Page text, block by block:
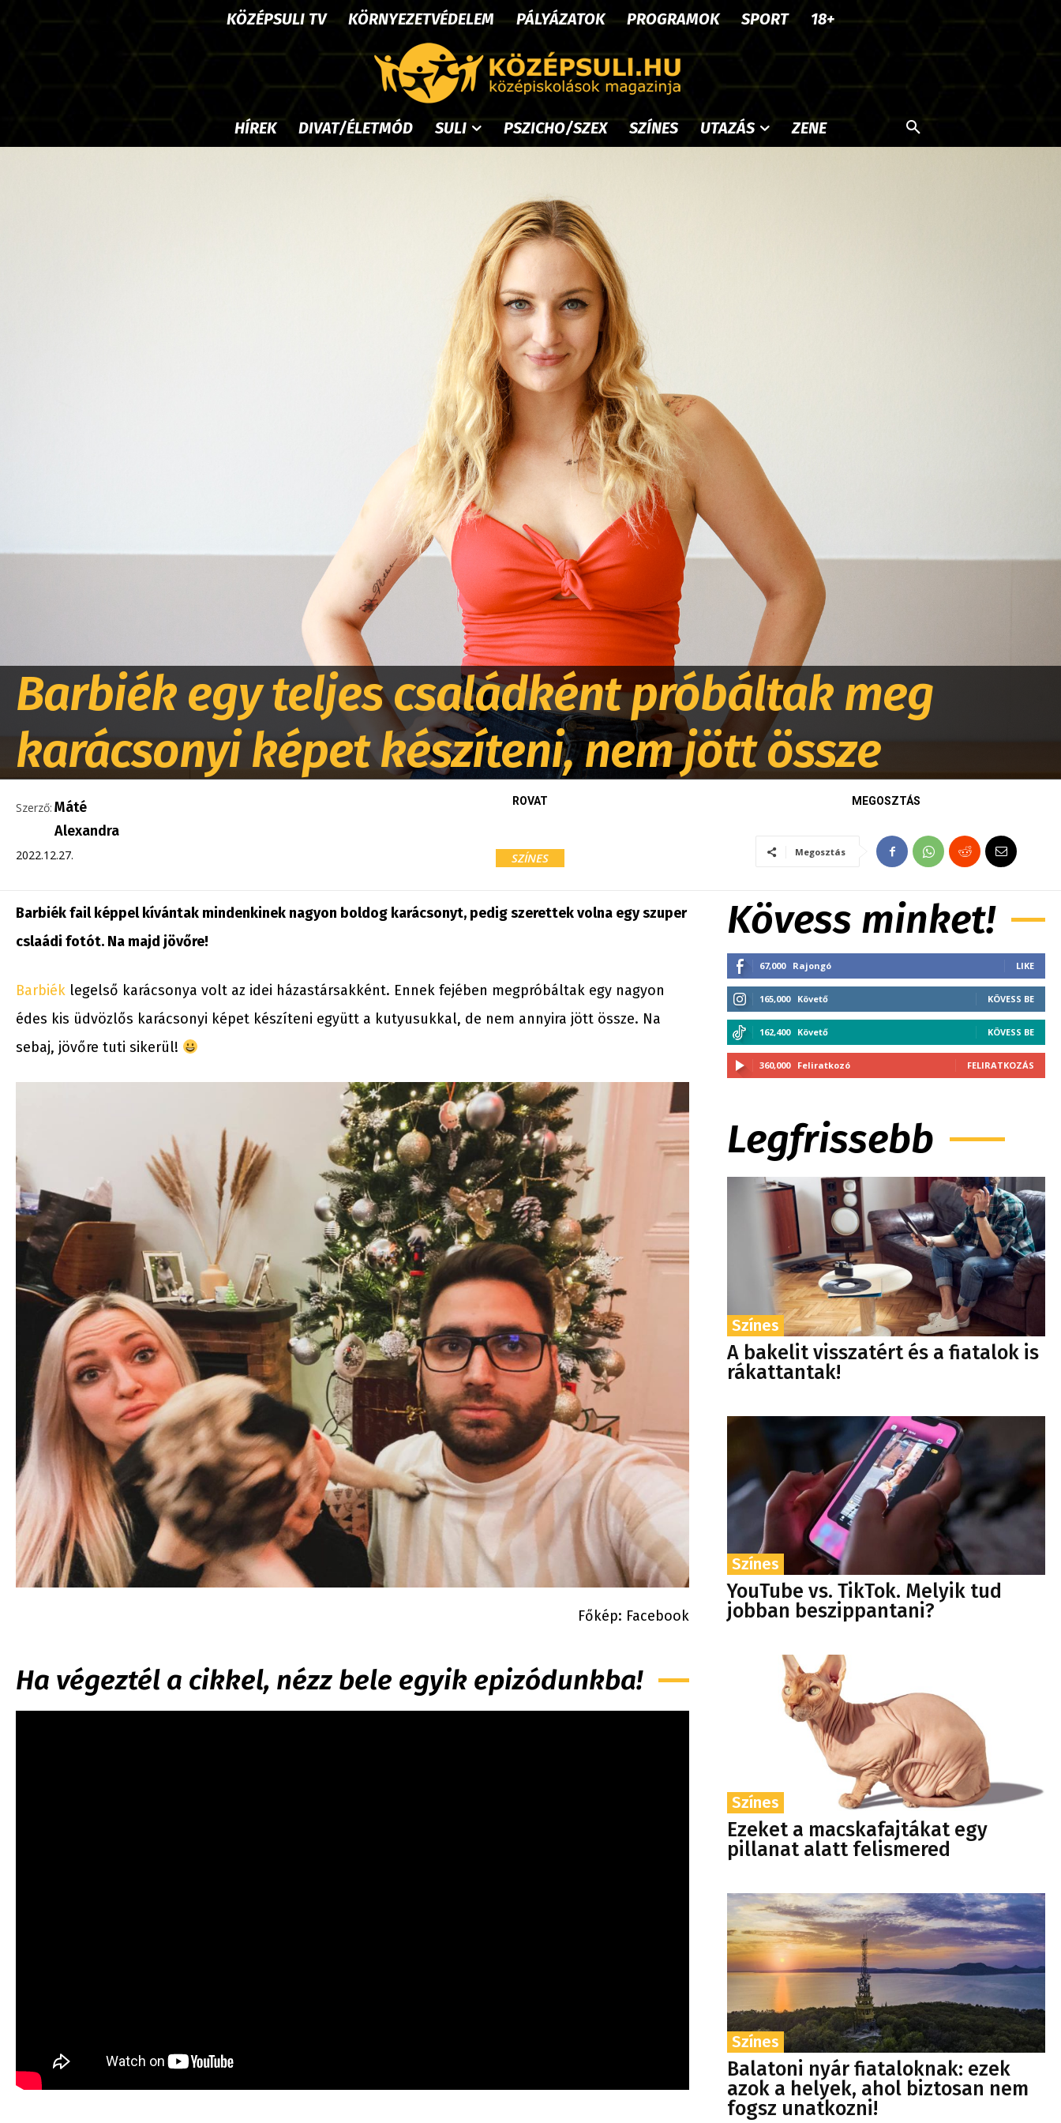
KÖZÉPSULI TV KÖRNYEZETVÉDELEM PÁLYÁZATOK PROGRAMOK SPORT 18+
HÍREK DIVAT/ÉLETMÓD SULI PSZICHO/SZEX SZÍNES UTAZÁS ZENE
Barbiék egy teljes családként próbáltak meg
karácsonyi képet készíteni, nem jött össze
Szerző: Máté
Alexandra
2022.12.27.
ROVAT
SZÍNES
MEGOSZTÁS
Megosztás
Barbiék fail képpel kívántak mindenkinek nagyon boldog karácsonyt, pedig szerettek volna egy szuper
cslaádi fotót. Na majd jövőre!
Barbiék legelső karácsonya volt az idei házastársakként. Ennek fejében megpróbáltak egy nagyon
édes kis üdvözlős karácsonyi képet készíteni együtt a kutyusukkal, de nem annyira jött össze. Na
sebaj, jövőre tuti sikerül!
Főkép: Facebook
Ha végeztél a cikkel, nézz bele egyik epizódunkba!
Kövess minket!
67,000 Rajongó LIKE
165,000 Követő KÖVESS BE
162,400 Követő KÖVESS BE
360,000 Feliratkozó FELIRATKOZÁS
Legfrissebb
Színes
A bakelit visszatért és a fiatalok is
rákattantak!
Színes
YouTube vs. TikTok. Melyik tud
jobban beszippantani?
Színes
Ezeket a macskafajtákat egy
pillanat alatt felismered
Színes
Balatoni nyár fiataloknak: ezek
azok a helyek, ahol biztosan nem
fogsz unatkozni!